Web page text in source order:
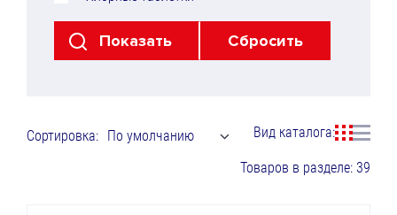
Сортировка: По умолчанию
Товаров в разделе: 39
Вид каталога: